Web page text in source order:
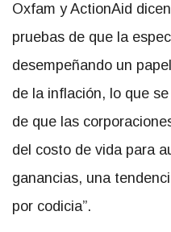
Oxfam y ActionAid
pruebas de que la
desempeñando un
de la inflación, lo que
de que las
del costo de vida para
ganancias, una
por codicia”.